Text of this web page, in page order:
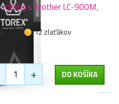
s Brother LC-900M,
12 zlaťákov
+ DO KOŠÍKA